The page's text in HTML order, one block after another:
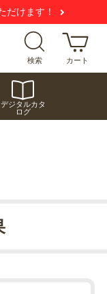
だけます！
検索 カート
デジタルカタ
ログ